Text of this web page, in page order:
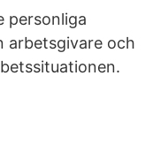
personliga
arbetsgivare och